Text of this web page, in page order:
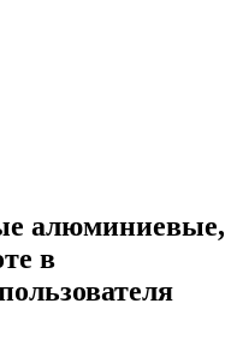
алюминиевые,
в